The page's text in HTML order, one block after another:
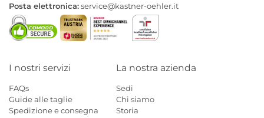
Posta elettronica:service@kastner-oehler.it
I nostri servizi
FAQs
Guide alle taglie
Spedizione e consegna
La nostra azienda
Sedi
Chi siamo
Storia